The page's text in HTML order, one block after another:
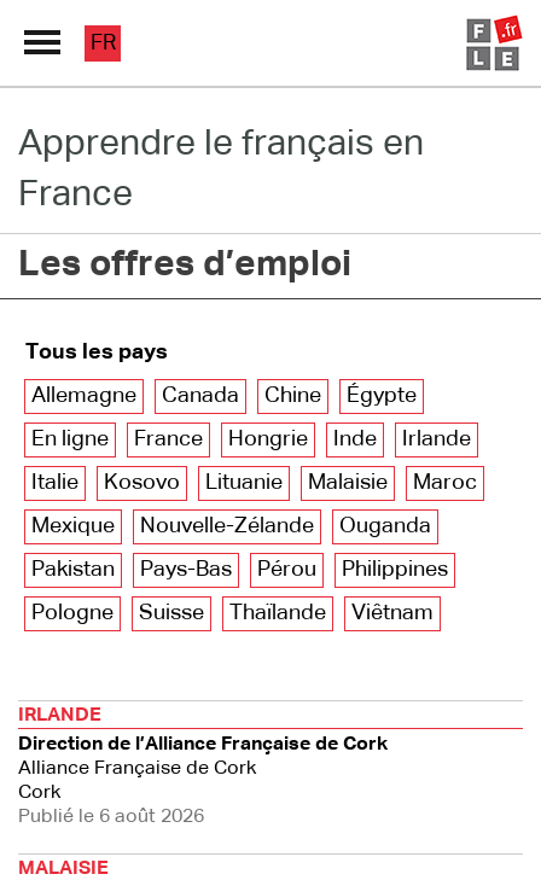
Grand Répertoire
Immersion France
Le français en ligne
FR
Apprendre le français en
France
Les offres d’emploi
Tous les pays
Allemagne
Canada Chine
Égypte
En ligne
France Hongrie Inde
Irlande
Italie
Kosovo Lituanie Malaisie
Maroc
Mexique
Nouvelle-Zélande
Ouganda
Pakistan
Pays-Bas Pérou
Philippines
Pologne
Suisse Thaïlande Viêtnam
IRLANDE
Direction de l’Alliance Française de Cork
Alliance Française de Cork
Cork
Publié le 6 août 2026
MALAISIE